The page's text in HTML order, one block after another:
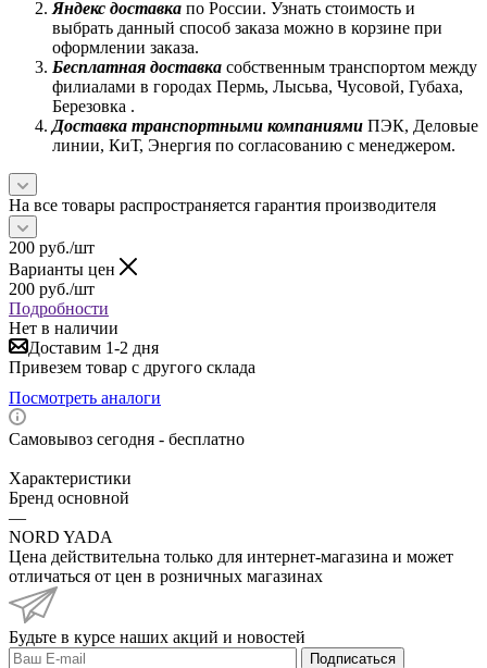
Яндекс доставка по России. Узнать стоимость и
выбрать данный способ заказа можно в корзине при
оформлении заказа.
Бесплатная доставка собственным транспортом между
филиалами в городах Пермь, Лысьва, Чусовой, Губаха,
Березовка .
Доставка транспортными компаниями ПЭК, Деловые
линии, КиТ, Энергия по согласованию с менеджером.
На все товары распространяется гарантия производителя
200 руб./шт
Варианты цен
200 руб./шт
Подробности
Нет в наличии
Доставим 1-2 дня
Привезем товар с другого склада
Посмотреть аналоги
Самовывоз сегодня - бесплатно
Характеристики
Бренд основной
—
NORD YADA
Цена действительна только для интернет-магазина и может
отличаться от цен в розничных магазинах
Будьте в курсе наших акций и новостей
Подписаться